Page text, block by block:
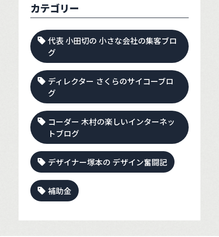
カテゴリー
代表 小田切の 小さな会社の集客ブロ
グ
ディレクター さくらのサイコーブロ
グ
コーダー 木村の楽しいインターネッ
トブログ
デザイナー塚本の デザイン奮闘記
補助金